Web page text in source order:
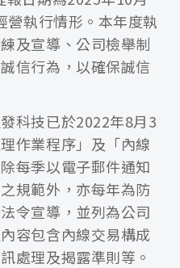
營執行情形。本年度執
及宣導、公司檢舉制
信行為，以確保誠信
科技已於2022年8月3
作業程序」及「內線
每季以電子郵件通知
規範外，亦每年為防
令宣導，並列為公司
容包含內線交易構成
處理及揭露準則等。